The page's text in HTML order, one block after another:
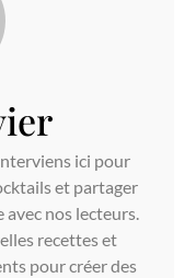
ici pour
et partager
avec nos lecteurs.
recettes et
pour créer des